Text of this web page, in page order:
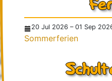
20 Jul 2026 –01 Sep
Sommerferien